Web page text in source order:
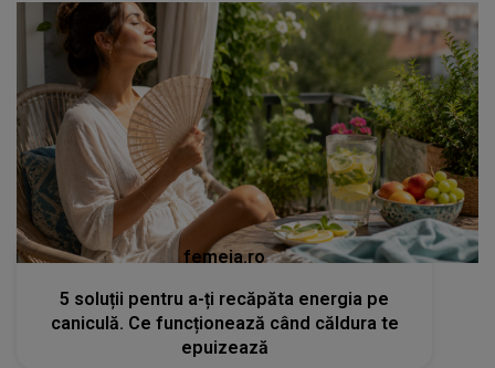
femeia.ro
5 soluții pentru a-ți recăpăta energia pe
caniculă. Ce funcționează când căldura te
epuizează